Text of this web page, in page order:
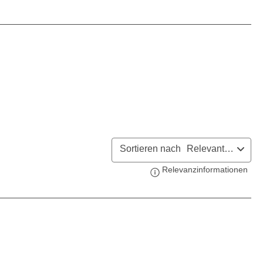
Sortieren nach Relevanteste
Relevanzinformationen